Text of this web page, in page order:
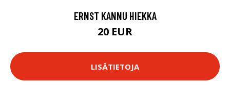
ERNST KANNU HIEKKA
20 EUR
LISÄTIETOJA